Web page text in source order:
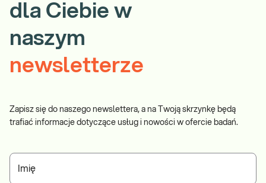
dla Ciebie w
naszym
newsletterze
Zapisz się do naszego newslettera, a na Twoją skrzynkę będą
trafiać informacje dotyczące usług i nowości w ofercie badań.
Imię